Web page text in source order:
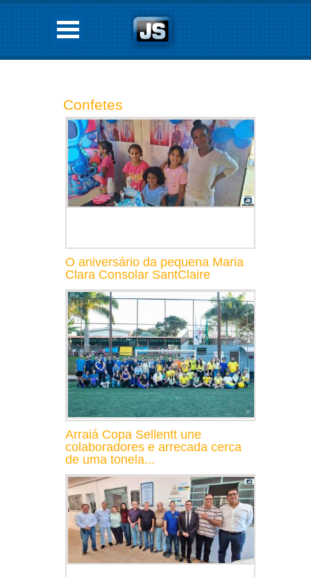
Confetes
O aniversário da pequena Maria
Clara Consolar SantClaire
Arraiá Copa Sellentt une
colaboradores e arrecada cerca
de uma tonela...